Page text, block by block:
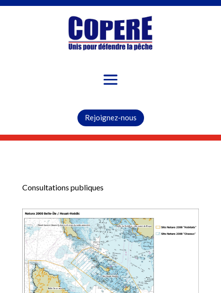
Rejoignez-nous
Consultations publiques